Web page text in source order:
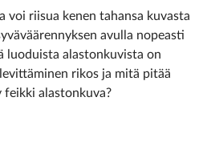
voi riisua kenen tahansa kuvasta
avulla nopeasti
luoduista alastonkuvista on
rikos ja mitä pitää
alastonkuva?